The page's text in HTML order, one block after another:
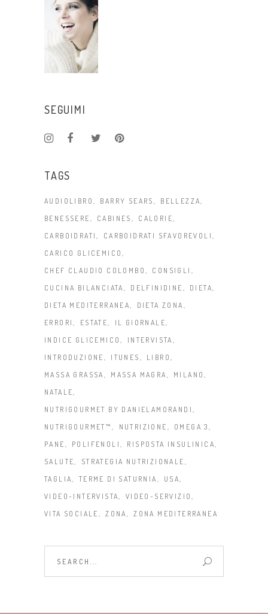
SEGUIMI
TAGS
AUDIOLIBRO BARRY SEARS
BELLEZZA
BENESSERE
CABINES
CALORIE
CARBOIDRATI
CARBOIDRATI SFAVOREVOLI
CARICO GLICEMICO
CHEF CLAUDIO COLOMBO
CONSIGLI
CUCINA BILANCIATA
DELFINIDINE
DIETA
DIETA MEDITERRANEA
DIETA ZONA
ERRORI
ESTATE
IL GIORNALE
INDICE GLICEMICO
INTERVISTA
INTRODUZIONE
ITUNES
LIBRO
MASSA GRASSA
MASSA MAGRA
MILANO
NATALE
NUTRIGOURMET BY DANIELAMORANDI
NUTRIGOURMET™
NUTRIZIONE
OMEGA 3
PANE
POLIFENOLI
RISPOSTA INSULINICA
SALUTE
STRATEGIA NUTRIZIONALE
TAGLIA
TERME DI SATURNIA
USA
VIDEO-INTERVISTA
VIDEO-SERVIZIO
VITA SOCIALE
ZONA ZONA MEDITERRANEA